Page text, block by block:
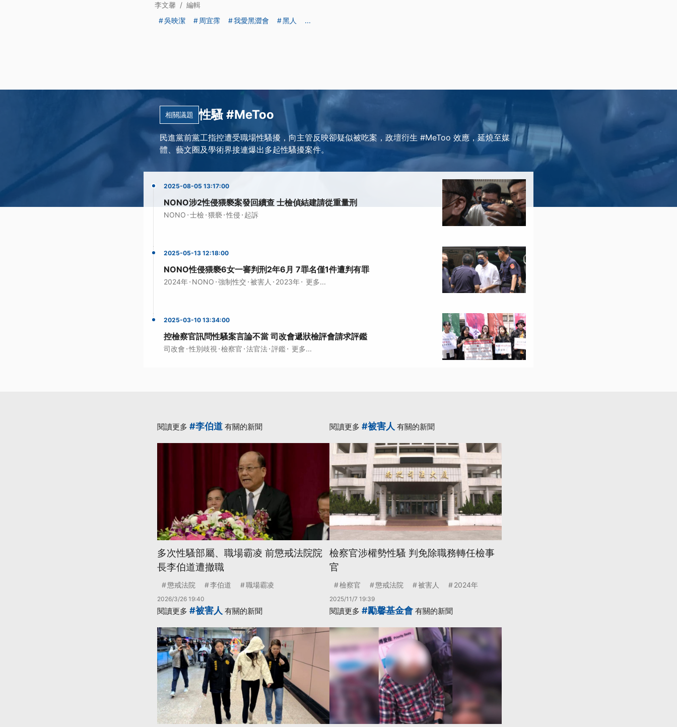
李文馨 / 編輯
吳映潔
周宜霈 我愛黑澀會 黑人 ...
相關議題 性騷 #MeToo
民進黨前黨工指控遭受職場性騷擾，向主管反映卻疑似被吃案，政壇衍生 #MeToo 效應，延燒至媒
體、藝文圈及學術界接連爆出多起性騷擾案件。
2025-08-05 13:17:00
NONO涉2性侵猥褻案發回續查 士檢偵結建請從重量刑
NONO ·士檢 ·猥褻·性侵 · 起訴
2025-05-13 12:18:00
NONO性侵猥褻6女一審判刑2年6月 7罪名僅1件遭判有罪
2024年· NONO ·強制性交 ·被害人 · 2023年· 更多...
2025-03-10 13:34:00
控檢察官訊問性騷案言論不當 司改會遞狀檢評會請求評鑑
司改會 ·性別歧視 ·檢察官 ·法官法·評鑑· 更多...
閱讀更多 #李伯道 有關的新聞
多次性騷部屬、職場霸凌 前懲戒法院院
長李伯道遭撤職
懲戒法院 李伯道 職場霸凌
2026/3/26 19:40
閱讀更多 #被害人 有關的新聞
檢察官涉權勢性騷 判免除職務轉任檢事
官
檢察官 懲戒法院 被害人 2024年
2025/11/7 19:39
閱讀更多 #被害人 有關的新聞 閱讀更多 #勵馨基金會 有關的新聞